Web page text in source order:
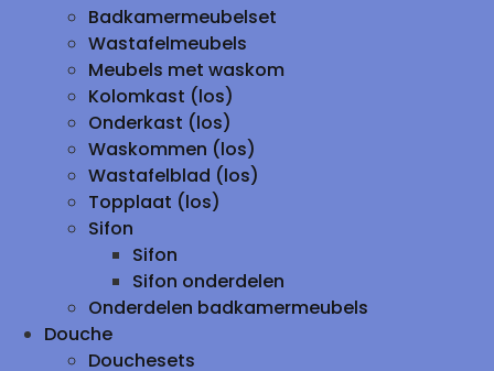
Badkamermeubelset
Wastafelmeubels
Meubels met waskom
Kolomkast (los)
Onderkast (los)
Waskommen (los)
Wastafelblad (los)
Topplaat (los)
Sifon
Sifon
Sifon onderdelen
Onderdelen badkamermeubels
Douche
Douchesets